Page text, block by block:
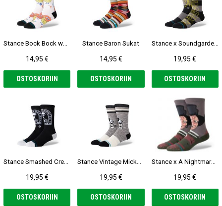
Stance Bock Bock white Sukat
14,95 €
OSTOSKORIIN
Stance Baron Sukat
14,95 €
OSTOSKORIIN
Stance x Soundgarden black Sukat
19,95 €
OSTOSKORIIN
19,95 €
OSTOSKORIIN
19,95 €
OSTOSKORIIN
Stance x A Nightmare on Elm Street Freddy Crew black Sukat
19,95 €
OSTOSKORIIN